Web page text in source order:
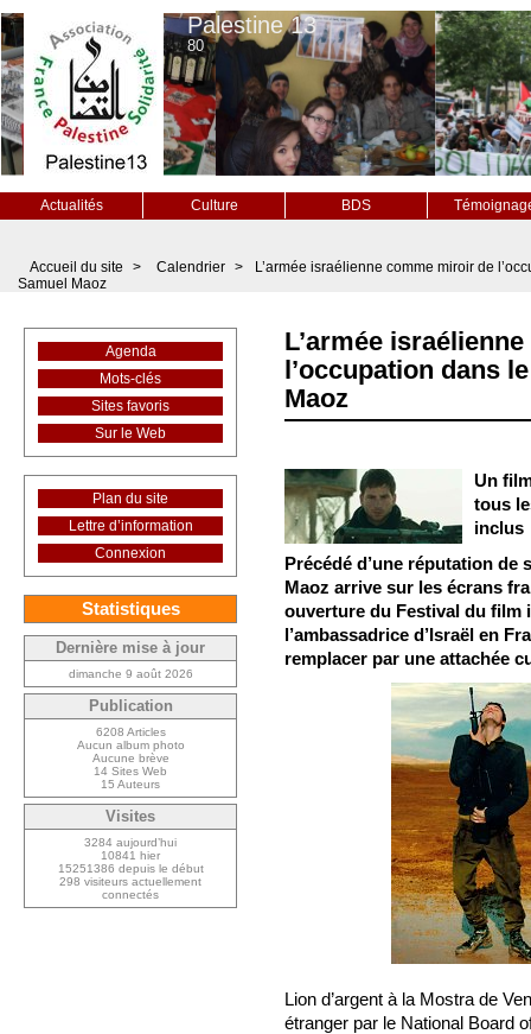
Palestine 13
80
Actualités Culture BDS
Accueil du site > Calendrier >
L’armée israélienne comme miroir de
Samuel Maoz
L’armée
l’occupation dans
Maoz
Un
tous
inclus
Précédé d’une réputation
Maoz arrive sur les écrans
ouverture du Festival du film
l’ambassadrice d’Israël en
remplacer par une attachée
Lion d’argent à la Mostra de
étranger par le National Board
Agenda
Mots-clés
Sites favoris
Sur le Web
Plan du site
Lettre d’information
Connexion
Statistiques
Dernière mise à jour
dimanche 9 août 2026
Publication
6208 Articles
Aucun album photo
Aucune brève
14 Sites Web
15 Auteurs
Visites
3284 aujourd’hui
10841 hier
15251386 depuis le début
298 visiteurs actuellement
connectés